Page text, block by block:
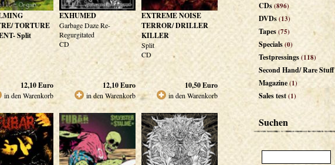
TORTURE
Split
12,10Euro
in den Warenkorb
EXHUMED
Garbage Daze Re-
Regurgitated
CD
12,10Euro
in den Warenkorb
EXTREME NOISE
TERROR/ DRILLER
KILLER
Split
CD
10,50Euro
in den Warenkorb
CDs(896)
DVDs(13)
Tapes(75)
Specials(0)
Testpressings(118)
Second Hand/ Rare Stuff
Magazine(1)
Sales test(1)
Suchen